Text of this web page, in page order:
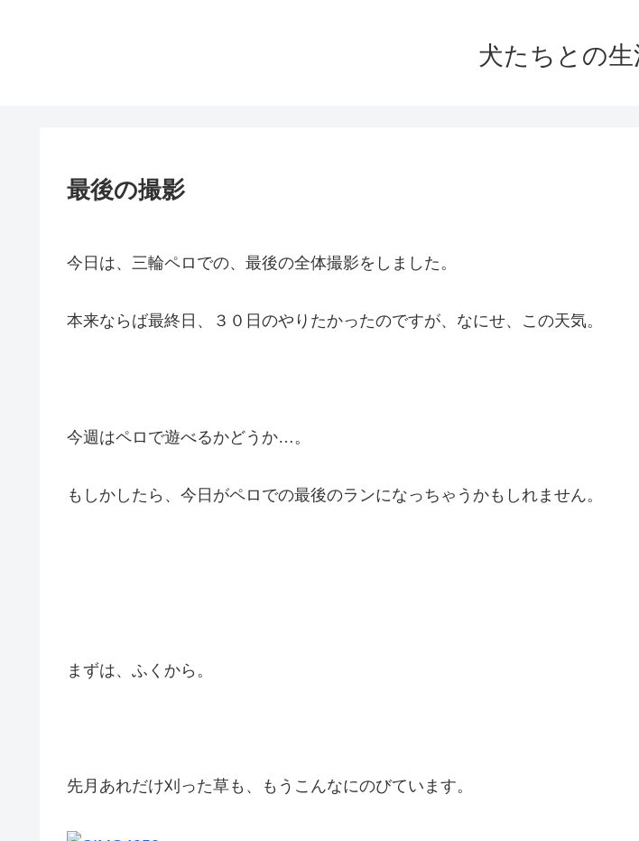
犬たちとの生
最後の撮影
今日は、三輪ペロでの、最後の全体撮影をしました。
本来ならば最終日、３０日のやりたかったのですが、なにせ、この天気。
今週はペロで遊べるかどうか…。
もしかしたら、今日がペロでの最後のランになっちゃうかもしれません。
まずは、ふくから。
先月あれだけ刈った草も、もうこんなにのびています。